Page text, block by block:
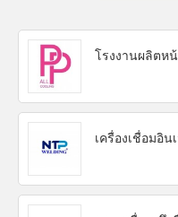
โรงงานผลิตห
เครื่องเชื่อมอิ